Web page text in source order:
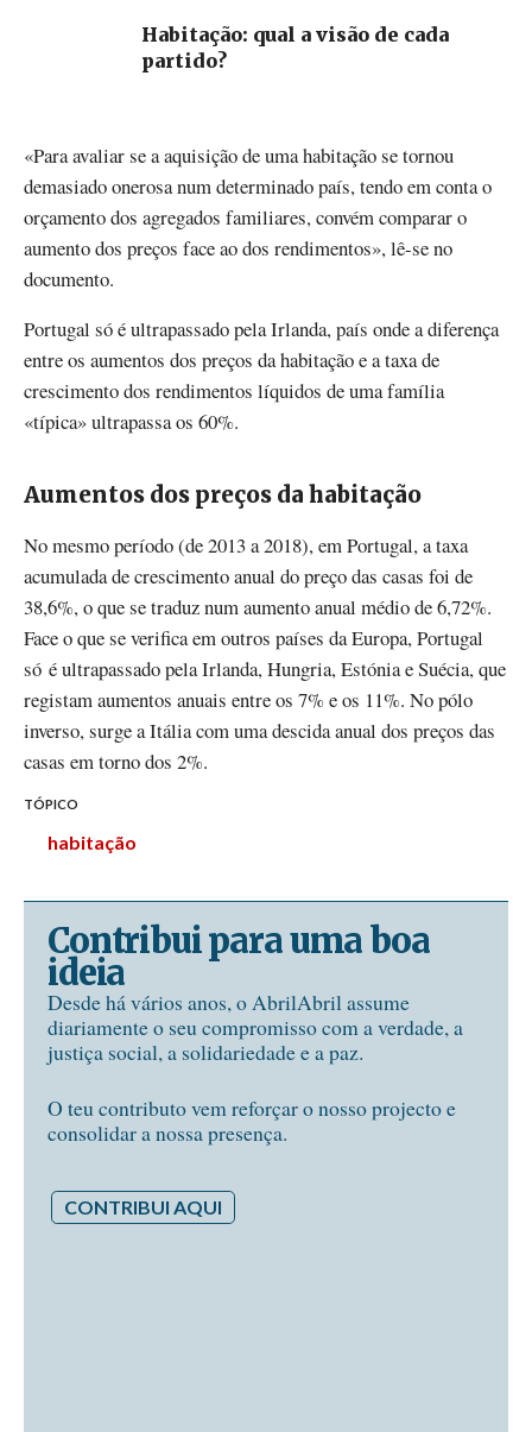
Habitação: qual a visão de cada
partido?
«Para avaliar se a aquisição de uma habitação se tornou
demasiado onerosa num determinado país, tendo em conta o
orçamento dos agregados familiares, convém comparar o
aumento dos preços face ao dos rendimentos», lê-se no
documento.
Portugal só é ultrapassado pela Irlanda, país onde a diferença
entre os aumentos dos preços da habitação e a taxa de
crescimento dos rendimentos líquidos de uma família
«típica» ultrapassa os 60%.
Aumentos dos preços da habitação
No mesmo período (de 2013 a 2018), em Portugal, a taxa
acumulada de crescimento anual do preço das casas foi de
38,6%, o que se traduz num aumento anual médio de 6,72%.
Face o que se verifica em outros países da Europa, Portugal
só é ultrapassado pela Irlanda, Hungria, Estónia e Suécia, que
registam aumentos anuais entre os 7% e os 11%. No pólo
inverso, surge a Itália com uma descida anual dos preços das
casas em torno dos 2%.
TÓPICO
habitação
Contribui para uma boa
ideia
Desde há vários anos, o AbrilAbril assume
diariamente o seu compromisso com a verdade, a
justiça social, a solidariedade e a paz.
O teu contributo vem reforçar o nosso projecto e
consolidar a nossa presença.
CONTRIBUI AQUI